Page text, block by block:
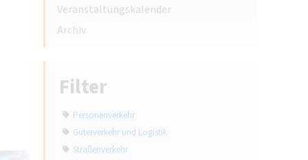
Veranstaltungskalender
Archiv
Filter
Personenverkehr
Güterverkehr und Logistik
Straßenverkehr